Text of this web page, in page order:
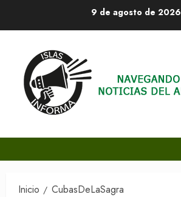
9 de agosto de 2026
Inicio CubasDeLaSagra